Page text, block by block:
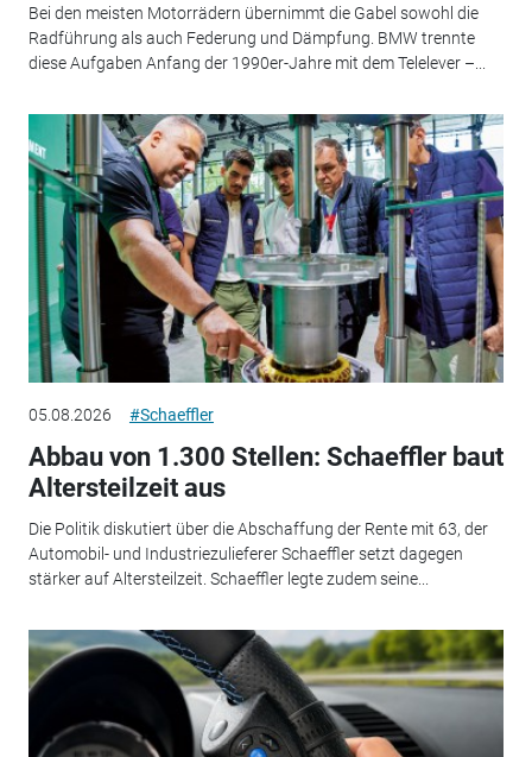
Bei den meisten Motorrädern übernimmt die Gabel sowohl die
Radführung als auch Federung und Dämpfung. BMW trennte
diese Aufgaben Anfang der 1990er-Jahre mit dem Telelever –...
05.08.2026 #Schaeffler
Abbau von 1.300 Stellen: Schaeffler baut
Altersteilzeit aus
Die Politik diskutiert über die Abschaffung der Rente mit 63, der
Automobil- und Industriezulieferer Schaeffler setzt dagegen
stärker auf Altersteilzeit. Schaeffler legte zudem seine...